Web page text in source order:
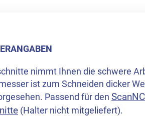
nimmt Ihnen die schwere
ist zum Schneiden dicker
Passend für den
(Halter nicht mitgeliefert).